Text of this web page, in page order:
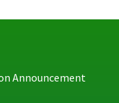
Announcement